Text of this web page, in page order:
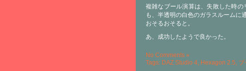
複雑なブール演算は、失敗した時
も、半透明の白色のガラスルームに
おそるおそると。
あ、成功したようで良かった。
No Comments »
Tags: DAZ Studio 4, Hexagon 2.5, ブ